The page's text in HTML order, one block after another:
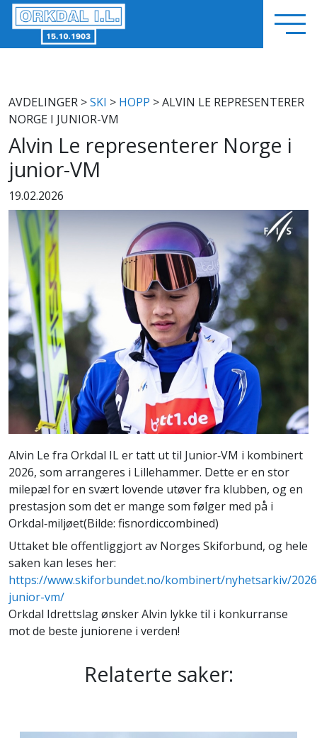
AVDELINGER >SKI > HOPP > ALVIN LE REPRESENTERER
NORGE I JUNIOR-VM
Alvin Le representerer Norge i
junior-VM
19.02.2026
Alvin Le fra Orkdal IL er tatt ut til Junior‑VM i kombinert
2026, som arrangeres i Lillehammer. Dette er en stor
milepæl for en svært lovende utøver fra klubben, og en
prestasjon som det er mange som følger med på i
Orkdal‑miljøet(Bilde: fisnordiccombined)
Uttaket ble offentliggjort av Norges Skiforbund, og hele
saken kan leses her:
https://www.skiforbundet.no/kombinert/nyhetsarkiv/
junior-vm/
Orkdal Idrettslag ønsker Alvin lykke til i konkurranse
mot de beste juniorene i verden!
Relaterte saker: